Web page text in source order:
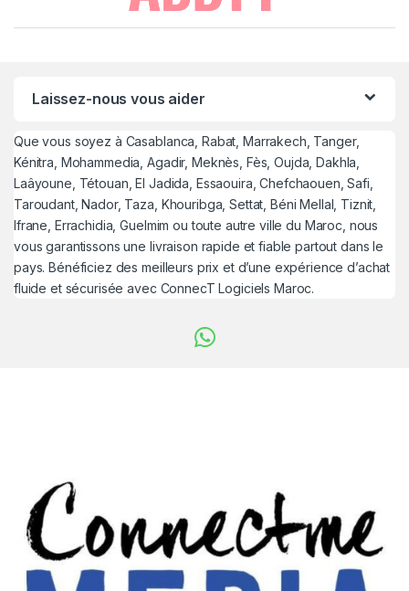
Laissez-nous vous aider
Que vous soyez à Casablanca, Rabat, Marrakech, Tanger,
Kénitra, Mohammedia, Agadir, Meknès, Fès, Oujda, Dakhla,
Laâyoune, Tétouan, El Jadida, Essaouira, Chefchaouen, Safi,
Taroudant, Nador, Taza, Khouribga, Settat, Béni Mellal, Tiznit,
Ifrane, Errachidia, Guelmim ou toute autre ville du Maroc, nous
vous garantissons une livraison rapide et fiable partout dans le
pays. Bénéficiez des meilleurs prix et d’une expérience d’achat
fluide et sécurisée avec ConnecT Logiciels Maroc.